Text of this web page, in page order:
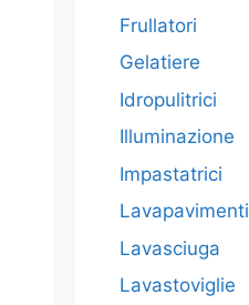
Frullatori
Gelatiere
Idropulitrici
Illuminazione
Impastatrici
Lavapavimenti
Lavasciuga
Lavastoviglie